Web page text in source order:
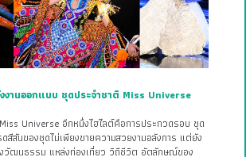
งงานออกแบบ ชุดประจำชาติ Miss Universe
Universe อีกหนึ่งไฮไลต์คือการประกวดรอบ ชุด
สีสันของชุดไม่เพียงขายความสวยงามอลังการ แต่ยัง
งวัฒนธรรม แหล่งท่องเที่ยว วิถีชีวิต อัตลักษณ์ของ